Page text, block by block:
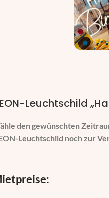
Leuchtschild
den gewünschten
Leuchtschild noch zur